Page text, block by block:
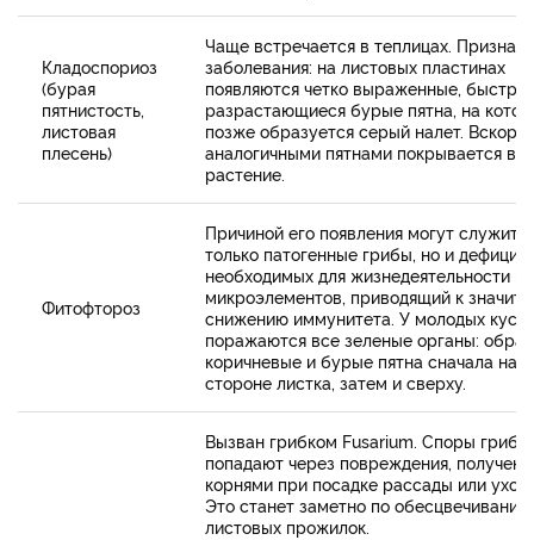
Кладоспориоз
(бурая
пятнистость,
листовая
плесень)
Чаще встречается в теплицах. Признаки
заболевания: на листовых пластинах
появляются четко выраженные, быстро
разрастающиеся бурые пятна, на
позже образуется серый налет. Вскоре
аналогичными пятнами покрывается все
растение.
Фитофтороз
Причиной его появления могут служить
только патогенные грибы, но и дефицит
необходимых для жизнедеятельности
микроэлементов, приводящий к
снижению иммунитета. У молодых
поражаются все зеленые органы:
коричневые и бурые пятна сначала на
стороне листка, затем и сверху.
Вызван грибком Fusarium. Споры гриба
попадают через повреждения,
корнями при посадке рассады или
Это станет заметно по обесцвечиванию
листовых прожилок.